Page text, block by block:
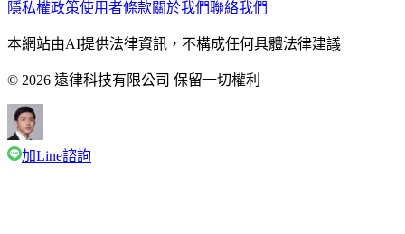
隱私權政策使用者條款關於我們聯絡我們
本網站由AI提供法律資訊，不構成任何具體法律建議
© 2026 遠律科技有限公司 保留一切權利
加Line諮詢